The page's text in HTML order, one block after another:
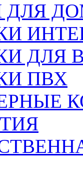
ДЛЯ
ДЛЯ
ПВХ